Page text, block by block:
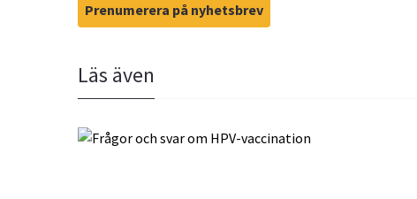
Prenumerera på nyhetsbrev
Läs även